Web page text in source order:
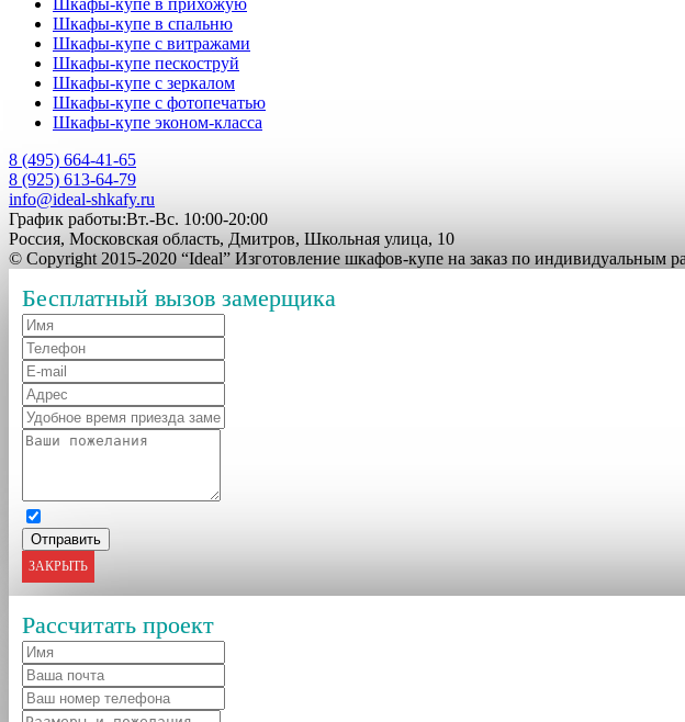
Шкафы-купе в спальню
Шкафы-купе с витражами
Шкафы-купе пескоструй
Шкафы-купе с зеркалом
Шкафы-купе с фотопечатью
Шкафы-купе эконом-класса
8 (495) 664-41-65
8 (925) 613-64-79
info@ideal-shkafy.ru
График работы:Вт.-Вс. 10:00-20:00
Россия, Московская область, Дмитров, Школьная улица, 10
© Copyright 2015-2020 “Ideal” Изготовление шкафов-купе на заказ по индивидуальным
Бесплатный вызов замерщика
ЗАКРЫТЬ
Рассчитать проект